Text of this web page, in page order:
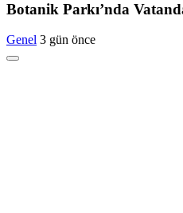
Botanik Parkı’nda
Genel 3 gün önce